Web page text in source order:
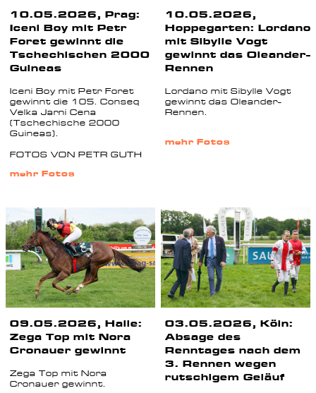
10.05.2026, Prag:
Iceni Boy mit Petr
Foret gewinnt die
Tschechischen 2000
Guineas
Iceni Boy mit Petr Foret
gewinnt die 105. Conseq
Velka Jarni Cena
(Tschechische 2000
Guineas).
FOTOS VON PETR GUTH
mehr Fotos
10.05.2026,
Hoppegarten: Lordano
mit Sibylle Vogt
gewinnt das Oleander-
Rennen
Lordano mit Sibylle Vogt
gewinnt das Oleander-
Rennen.
mehr Fotos
09.05.2026, Halle:
Zega Top mit Nora
Cronauer gewinnt
Zega Top mit Nora
Cronauer gewinnt.
03.05.2026, Köln:
Absage des
Renntages nach dem
3. Rennen wegen
rutschigem Geläuf